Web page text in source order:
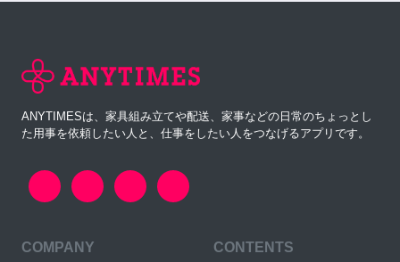
ANYTIMESは、家具組み立てや配送、家事などの日常のちょっとし
た用事を依頼したい人と、仕事をしたい人をつなげるアプリです。
COMPANY CONTENTS